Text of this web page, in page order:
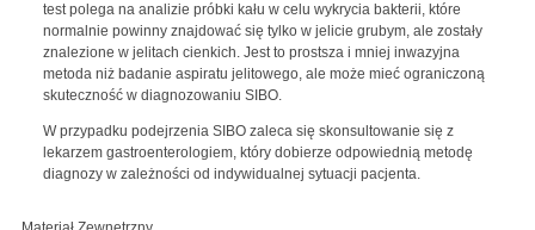
test polega na analizie próbki kału w celu wykrycia bakterii, które
normalnie powinny znajdować się tylko w jelicie grubym, ale zostały
znalezione w jelitach cienkich. Jest to prostsza i mniej inwazyjna
metoda niż badanie aspiratu jelitowego, ale może mieć ograniczoną
skuteczność w diagnozowaniu SIBO.
W przypadku podejrzenia SIBO zaleca się skonsultowanie się z
lekarzem gastroenterologiem, który dobierze odpowiednią metodę
diagnozy w zależności od indywidualnej sytuacji pacjenta.